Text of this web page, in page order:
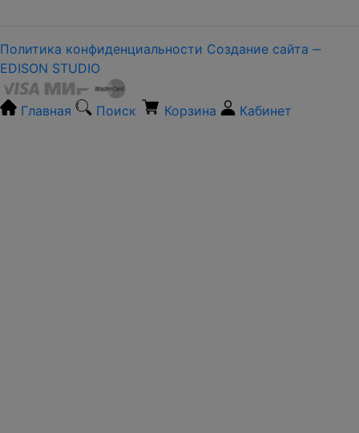
Политика конфиденциальности Создание сайта ‒
EDISON STUDIO
Главная Поиск Корзина Кабинет